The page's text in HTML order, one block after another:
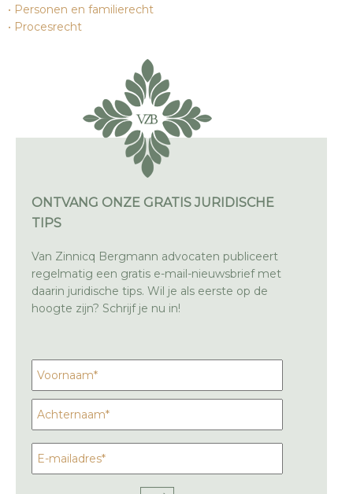
Personen en familierecht
Procesrecht
ONTVANG ONZE GRATIS JURIDISCHE
TIPS
Van Zinnicq Bergmann advocaten publiceert
regelmatig een gratis e-mail-nieuwsbrief met
daarin juridische tips. Wil je als eerste op de
hoogte zijn? Schrijf je nu in!